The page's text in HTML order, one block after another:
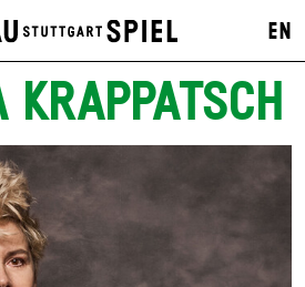
EN
KRAPPATSCH